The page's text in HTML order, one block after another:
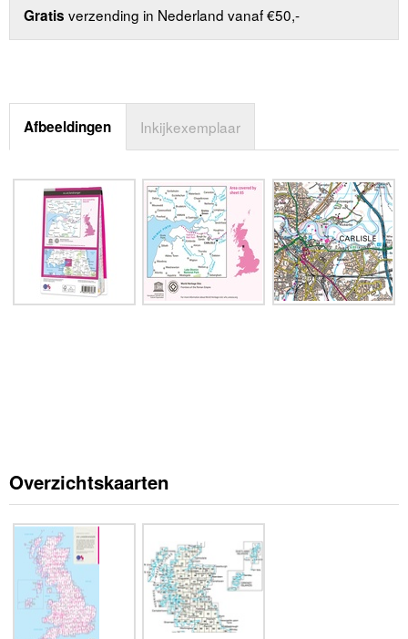
Gratis verzending in Nederland vanaf €50,-
Afbeeldingen Inkijkexemplaar
Overzichtskaarten